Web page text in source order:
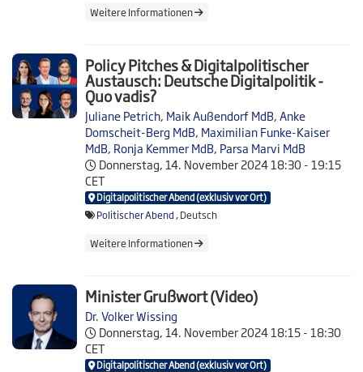
Weitere Informationen
Policy Pitches & Digitalpolitischer
Austausch: Deutsche Digitalpolitik -
Quo vadis?
Juliane Petrich, Maik Außendorf MdB,Anke
Domscheit-Berg MdB, Maximilian Funke-Kaiser
MdB, Ronja Kemmer MdB, Parsa Marvi MdB
Donnerstag, 14. November 202418:30 - 19:15
CET
Digitalpolitischer Abend (exklusiv vor Ort)
Politischer Abend , Deutsch
Weitere Informationen
Minister Grußwort (Video)
Dr. Volker Wissing
Donnerstag, 14. November 202418:15 - 18:30
CET
Digitalpolitischer Abend (exklusiv vor Ort)